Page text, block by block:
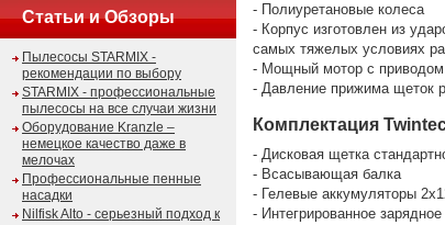
Статьи и Обзоры
Пылесосы STARMIX -
рекомендации по выбору
STARMIX - профессиональные
пылесосы на все случаи жизни
Оборудование Kranzle –
немецкое качество даже в
мелочах
Профессиональные пенные
насадки
Nilfisk Alto - серьезный подход к
- Полиуретановые колеса
- Корпус изготовлен из
самых тяжелых условиях
- Мощный мотор с приводом
- Давление прижима щеток
Комплектация
- Дисковая щетка
- Всасывающая балка
- Гелевые аккумуляторы
- Интегрированное зарядное